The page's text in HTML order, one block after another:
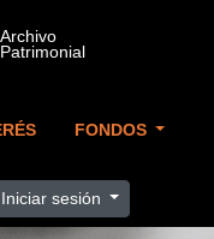
FONDOS
Iniciar sesión